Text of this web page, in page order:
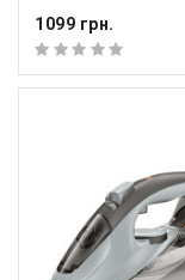
1099 грн.